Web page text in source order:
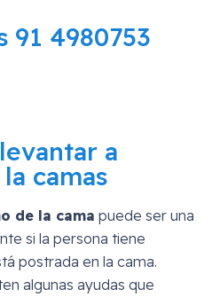
91 4980753
a
camas
de la cama puede ser una
si la persona tiene
postrada en la cama.
algunas ayudas que